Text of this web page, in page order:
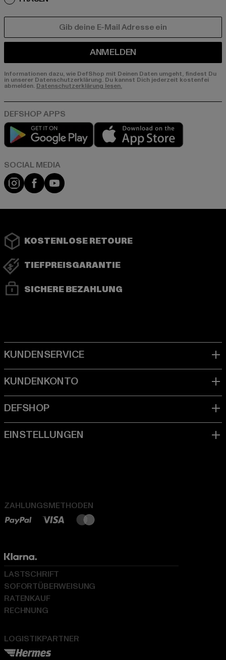
ANMELDEN
Informationen dazu, wie DefShop mit Deinen Daten umgeht, findest Du
in unserer Datenschutzerklärung. Du kannst Dich jederzeit kostenfei
abmelden. Datenschutzerklärung lesen.
Play market
Instagram
FacebookYouTube
KOSTENLOSE RETOURE
TIEFPREISGARANTIE
SICHERE BEZAHLUNG
ZAHLUNGSMETHODEN
LOGISTIKPARTNER
LASTSCHRIFT
SOFORTÜBERWEISUNG
RATENKAUF
RECHNUNG